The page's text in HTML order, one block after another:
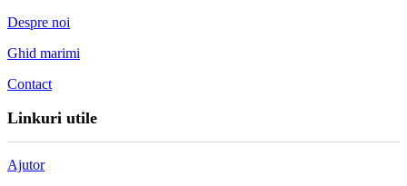
Despre noi
Ghid marimi
Contact
Linkuri utile
Ajutor